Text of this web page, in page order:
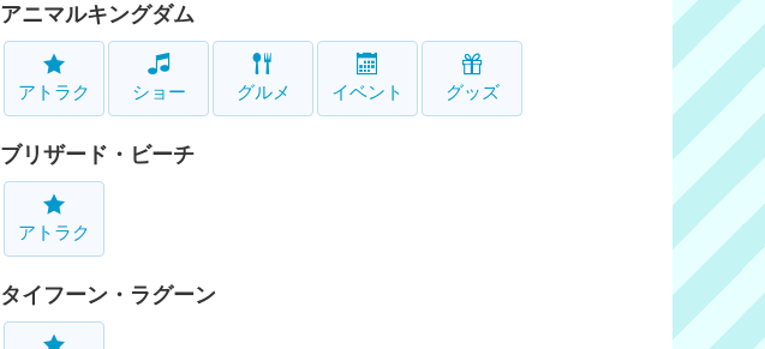
アニマルキングダム
アトラク ショー グルメ イベント グッズ
ブリザード・ビーチ
アトラク
タイフーン・ラグーン